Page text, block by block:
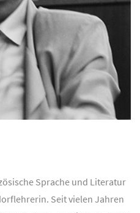
Sprache und Literatur
Seit vielen Jahren